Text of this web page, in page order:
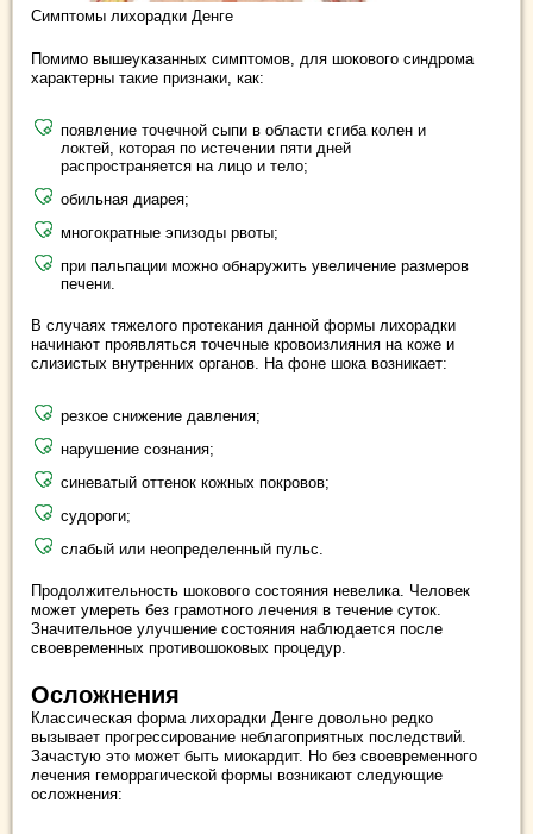
Симптомы лихорадки Денге
Помимо вышеуказанных симптомов, для шокового синдрома
характерны такие признаки, как:
появление точечной сыпи в области сгиба колен и
локтей, которая по истечении пяти дней
распространяется на лицо и тело;
обильная диарея;
многократные эпизоды рвоты;
при пальпации можно обнаружить увеличение размеров
печени.
В случаях тяжелого протекания данной формы лихорадки
начинают проявляться точечные кровоизлияния на коже и
слизистых внутренних органов. На фоне шока возникает:
резкое снижение давления;
нарушение сознания;
синеватый оттенок кожных покровов;
судороги;
слабый или неопределенный пульс.
Продолжительность шокового состояния невелика. Человек
может умереть без грамотного лечения в течение суток.
Значительное улучшение состояния наблюдается после
своевременных противошоковых процедур.
Осложнения
Классическая форма лихорадки Денге довольно редко
вызывает прогрессирование неблагоприятных последствий.
Зачастую это может быть миокардит. Но без своевременного
лечения геморрагической формы возникают следующие
осложнения: